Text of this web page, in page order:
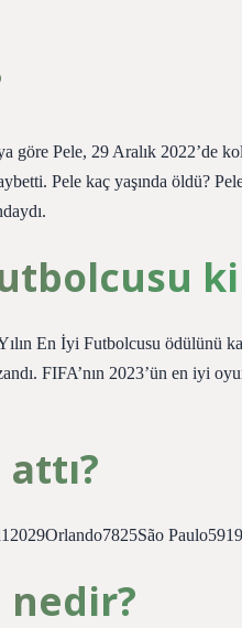
göre Pele, 29 Aralık 2022’de
Pele kaç yaşında öldü?
En İyi Futbolcusu ödülünü
FIFA’nın 2023’ün en iyi
Paulo5919
nedir?